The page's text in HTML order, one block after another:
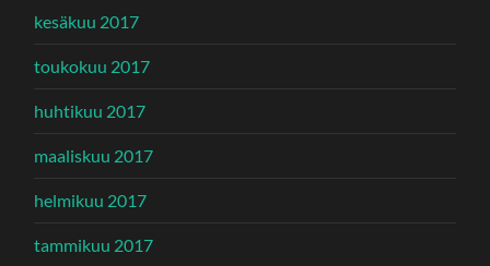
kesäkuu 2017
toukokuu 2017
huhtikuu 2017
maaliskuu 2017
helmikuu 2017
tammikuu 2017